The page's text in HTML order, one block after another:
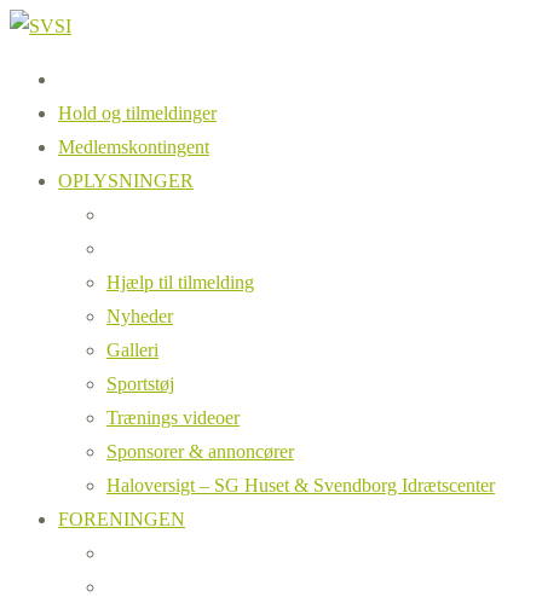
Hold og tilmeldinger
Medlemskontingent
OPLYSNINGER
Hjælp til tilmelding
Nyheder
Galleri
Sportstøj
Trænings videoer
Sponsorer & annoncører
Haloversigt – SG Huset & Svendborg Idrætscenter
FORENINGEN